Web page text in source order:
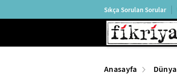
Sıkça Sorulan Sorular
Anasayfa Dünya